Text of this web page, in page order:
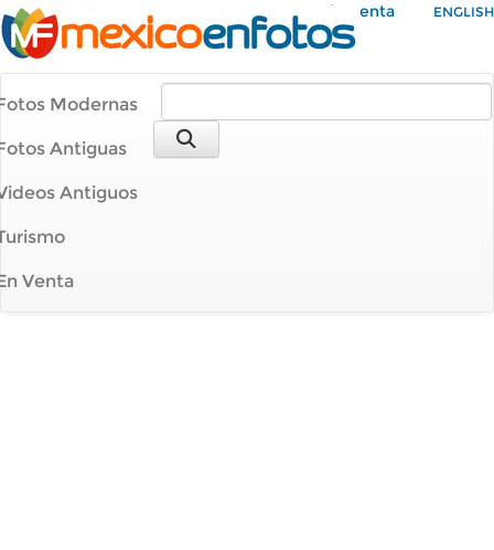
Mi Cuenta ENGLISH
Modernas
Antiguas
Antiguos
Venta